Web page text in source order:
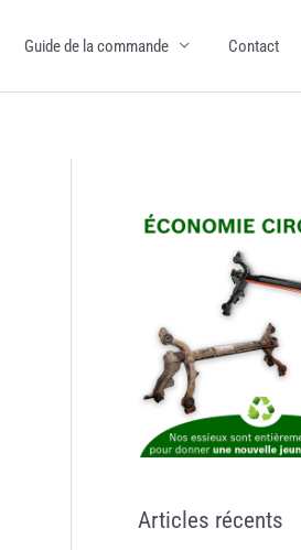
Guide de la commande Contact
Articles récents